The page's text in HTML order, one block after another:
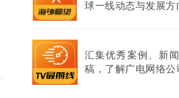
球一线动态与发展方
汇集优秀案例、新
稿，了解广电网络公